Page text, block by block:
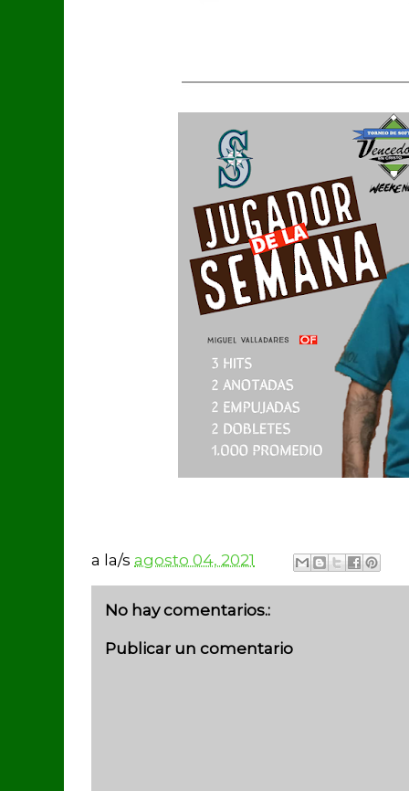
a la/s agosto 04, 2021
No hay comentarios.:
Publicar un comentario